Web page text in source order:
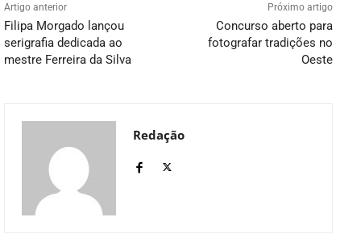
Artigo anterior
Filipa Morgado lançou
serigrafia dedicada ao
mestre Ferreira da Silva
Próximo artigo
Concurso aberto para
fotografar tradições no
Oeste
Redação